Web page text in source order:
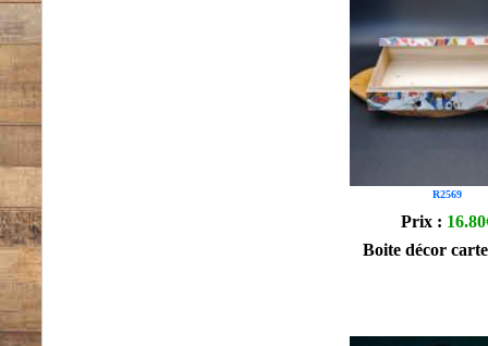
R2569
Prix :
Boite décor